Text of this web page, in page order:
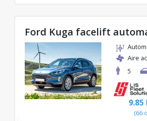
Ford Kuga facelift
Aire
5
9.85
(66